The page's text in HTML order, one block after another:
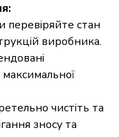
стан
виробника.
чистіть та
зносу та